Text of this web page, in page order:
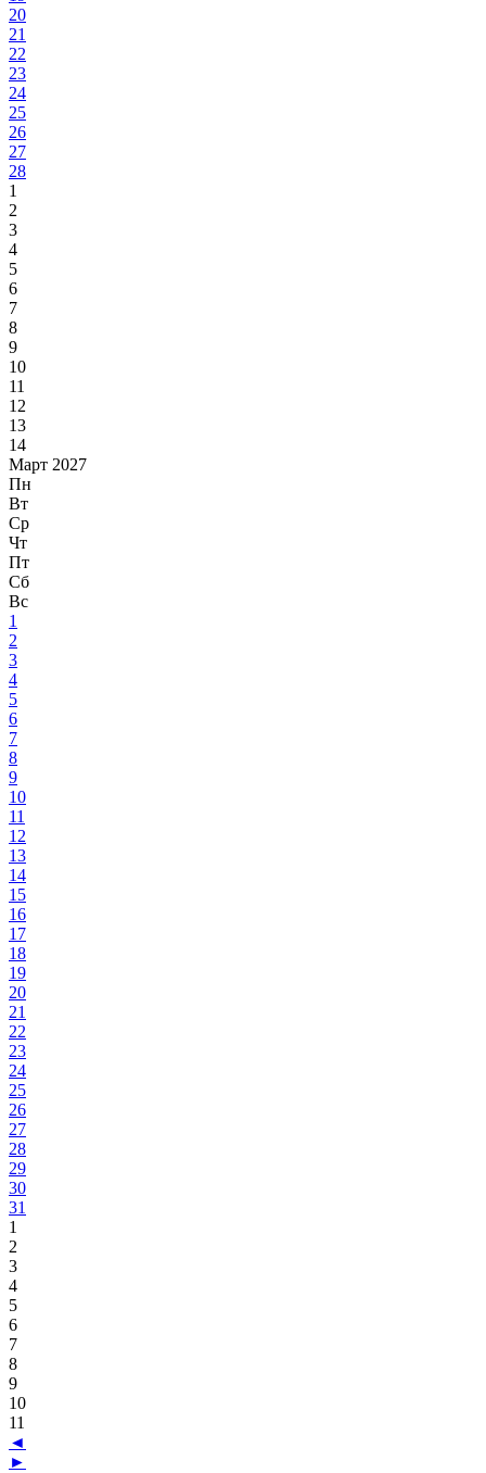
20
21
22
23
24
25
26
27
28
1
2
3
4
5
6
7
8
9
10
11
12
13
14
Март 2027
Пн
Вт
Ср
Чт
Пт
Сб
Вс
1
2
3
4
5
6
7
8
9
10
11
12
13
14
15
16
17
18
19
20
21
22
23
24
25
26
27
28
29
30
31
1
2
3
4
5
6
7
8
9
10
11
◄
►